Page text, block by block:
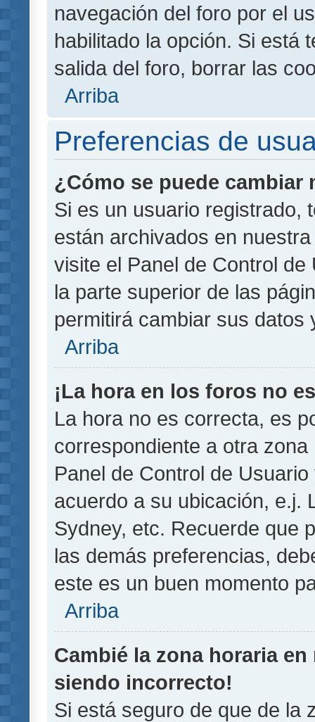
navegación del foro por el
habilitado la opción. Si está
salida del foro, borrar las
Arriba
Preferencias de
¿Cómo se puede
Si es un usuario registrado,
están archivados en
visite el Panel de Control
la parte superior de las
permitirá cambiar sus datos
Arriba
¡La hora en los foros no
La hora no es correcta, es
correspondiente a otra
Panel de Control de
acuerdo a su ubicación, e.j.
Sydney, etc. Recuerde que
las demás preferencias,
este es un buen momento
Arriba
Cambié la zona horaria
siendo incorrecto!
Si está seguro de que de la